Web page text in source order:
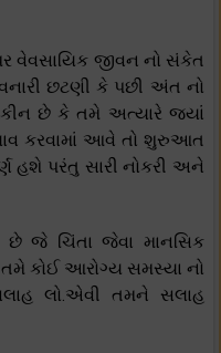
વેવસાયિક જીવન નો સંકેત
છટણી કે પછી અંત નો
છે કે તમે અત્યારે જ્યાં
કરવામાં આવે તો શુરુઆત
હશે પરંતુ સારી નોકરી અને
જે ચિંતા જેવા માનસિક
કોઈ આરોગ્ય સમસ્યા નો
લો.એવી તમને સલાહ